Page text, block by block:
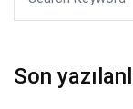
Son